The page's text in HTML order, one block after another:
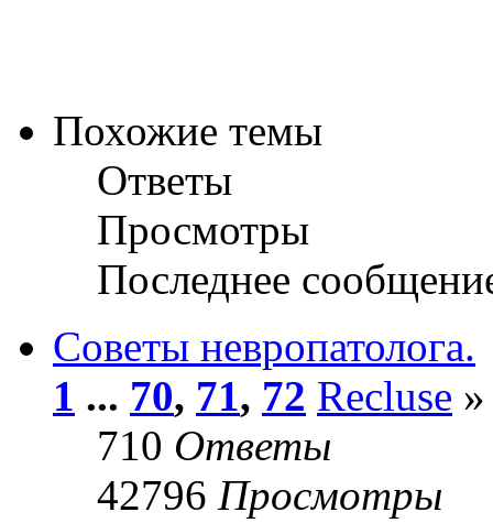
Похожие темы
Ответы
Просмотры
Последнее
Советы невропатолога.
1 ... 70, 71, 72 Recluse
710 Ответы
42796 Просмотры